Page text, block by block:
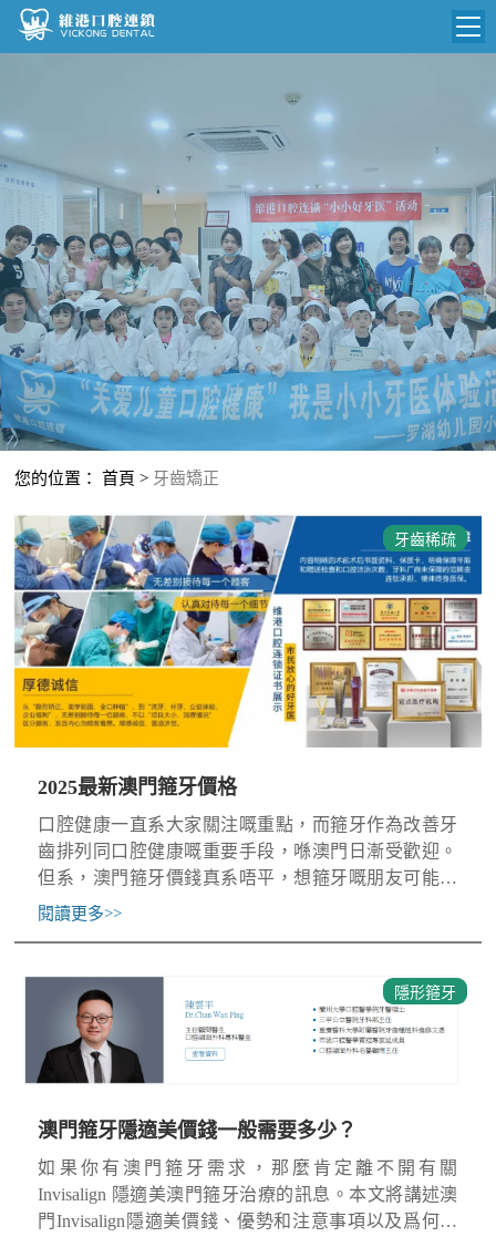
維港簡介
品牌介紹
環境設備
醫院新聞
收費標準
N
收費總表
植牙收費
根管收費
美學收費
常規收費
醫生團隊
門診時間
就醫指引
您的位置：首頁 > 牙齒矯正
牙齒稀疏
2025最新澳門箍牙價格
口腔健康一直系大家關注嘅重點，而箍牙作為改善牙
齒排列同口腔健康嘅重要手段，喺澳門日漸受歡迎。
但系，澳門箍牙價錢真系唔平，想箍牙嘅朋友可能會
對費用感到頭痛。2025最新澳門箍牙價格一覽1. 金屬
閱讀更多>>
隱形箍牙
澳門箍牙隱適美價錢一般需要多少？
如果你有澳門箍牙需求，那麼肯定離不開有關
Invisalign 隱適美澳門箍牙治療的訊息。本文將講述澳
門Invisalign隱適美價錢、優勢和注意事項以及爲何推